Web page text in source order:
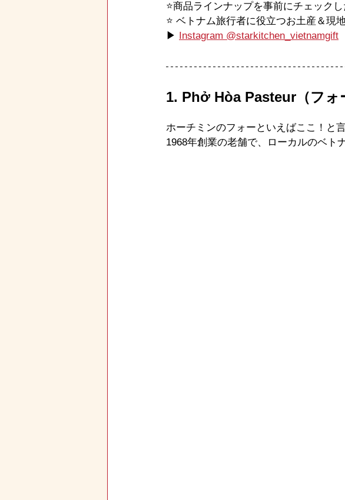
⭐️商品ラインナップを事前にチェック
⭐️ ベトナム旅行者に役立つお土産＆現
▶ Instagram @starkitchen_vietnamgift
1. Phở Hòa Pasteur（フォ
ホーチミンのフォーといえばここ！と
1968年創業の老舗で、ローカルのベト